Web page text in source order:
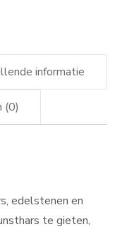
informatie
(0)
edelstenen en
te gieten,